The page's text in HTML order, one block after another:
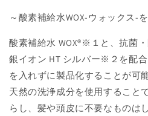
シ
ャ
ン
プ
ー)500ml
ボ
ト
シ
ャ
プ
ー)500ml
ボ
ト
～酸素補給水WOX-ウォックス-
酸素補給水 WOX®※１と、抗菌
銀イオン HT シルバー※２を配
を入れずに製品化することが可
天然の洗浄成分を使用すること
らし、髪や頭皮に不要なものは